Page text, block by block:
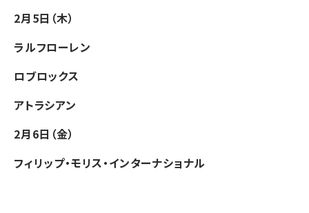
2月5日（木）
ラルフローレン
ロブロックス
アトラシアン
2月6日（金）
フィリップ・モリス・インターナショナル